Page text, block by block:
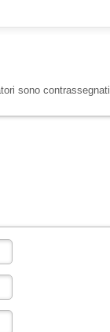
sono contrassegnati